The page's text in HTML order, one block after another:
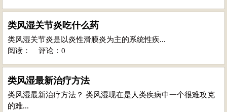
类风湿关节炎吃什么药
类风湿关节炎是以炎性滑膜炎为主的系统性疾...
阅读：
评论：0
类风湿最新治疗方法
类风湿最新治疗方法？ 类风湿现在是人类疾病中一个很难攻克
的难...